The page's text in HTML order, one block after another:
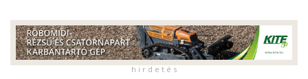
h i r d e t é s